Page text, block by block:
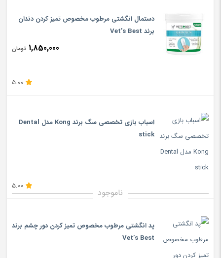
دستمال انگشتی مرطوب مخصوص تمیز کردن دندان
برند Vet’s Best
1,850,000 تومان
5.00
اسباب بازی تخصصی سگ برند Kong مدل Dental
stick
ناموجود
5.00
پد انگشتی مرطوب مخصوص تمیز کردن دور چشم برند
Vet’s Best